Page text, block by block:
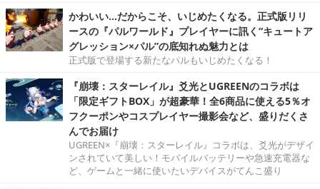
かわいい…だからこそ、いじめたくなる。正式版リリ
ースの『パルワールド』プレイヤーに訊く“キュートア
グレッション×パル”の底知れぬ魅力とは
正式版で登場する新たなパルもいじめたくなる！
『崩壊：スターレイル』爻光とUGREENのコラボは
「限定ギフトBOX」が超豪華！全6商品に使える5％オ
フクーポンやコスプレイヤー撮影会など、盛りだくさ
んでお届け
UGREEN×『崩壊：スターレイル』コラボは、爻光がデザイ
ンされていて美しい！モバイルバッテリーや急速充電器な
ど、ゲームと一緒に使いたいデバイスがてんこ盛り